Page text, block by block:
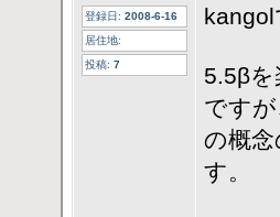
登録日: 2008-6-16
居住地:
投稿: 7
5.5β
です
の概
す。